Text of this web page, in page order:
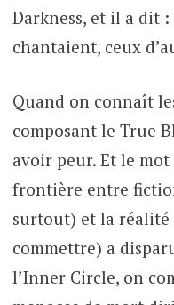
Darkness, et il a dit
chantaient, ceux
Quand on connaît
composant le True
avoir peur. Et le
frontière entre
surtout) et la réalité
commettre) a
l’Inner Circle, on